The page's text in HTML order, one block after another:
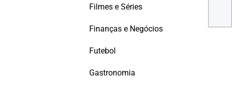
Filmes e Séries
Finanças e Negócios
Futebol
Gastronomia